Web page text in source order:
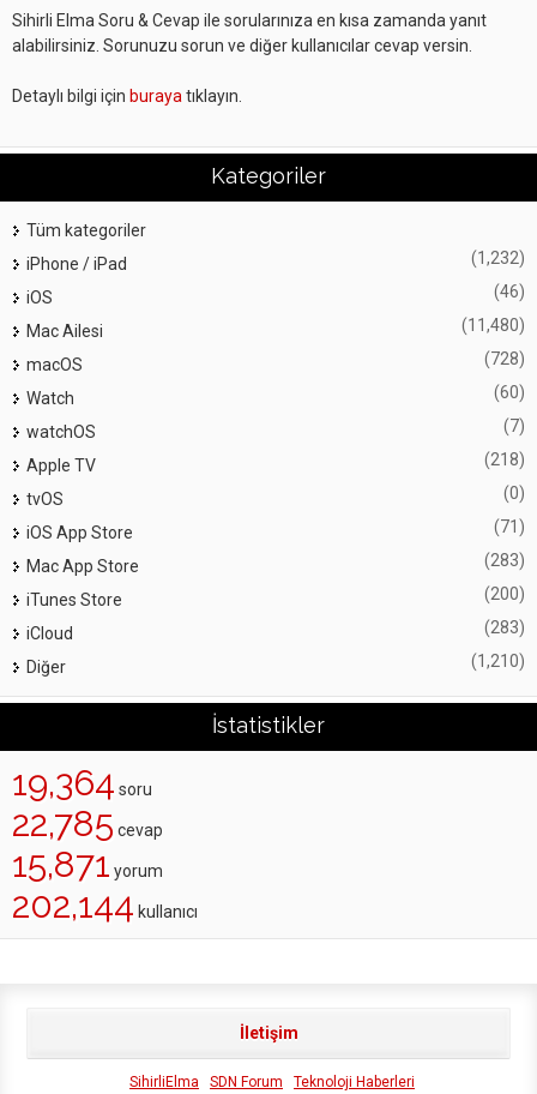
Sihirli Elma Soru & Cevap ile sorularınıza en kısa zamanda yanıt
alabilirsiniz. Sorunuzu sorun ve diğer kullanıcılar cevap versin.
Detaylı bilgi için buraya tıklayın.
Kategoriler
Tüm kategoriler
iPhone / iPad
(1,232)
iOS (46)
Mac Ailesi (11,480)
macOS (728)
Watch (60)
watchOS (7)
Apple TV (218)
tvOS (0)
iOS App Store (71)
Mac App Store (283)
iTunes Store (200)
iCloud (283)
Diğer (1,210)
İstatistikler
19,364 soru
22,785 cevap
15,871 yorum
202,144 kullanıcı
İletişim
SihirliElma SDN Forum Teknoloji Haberleri